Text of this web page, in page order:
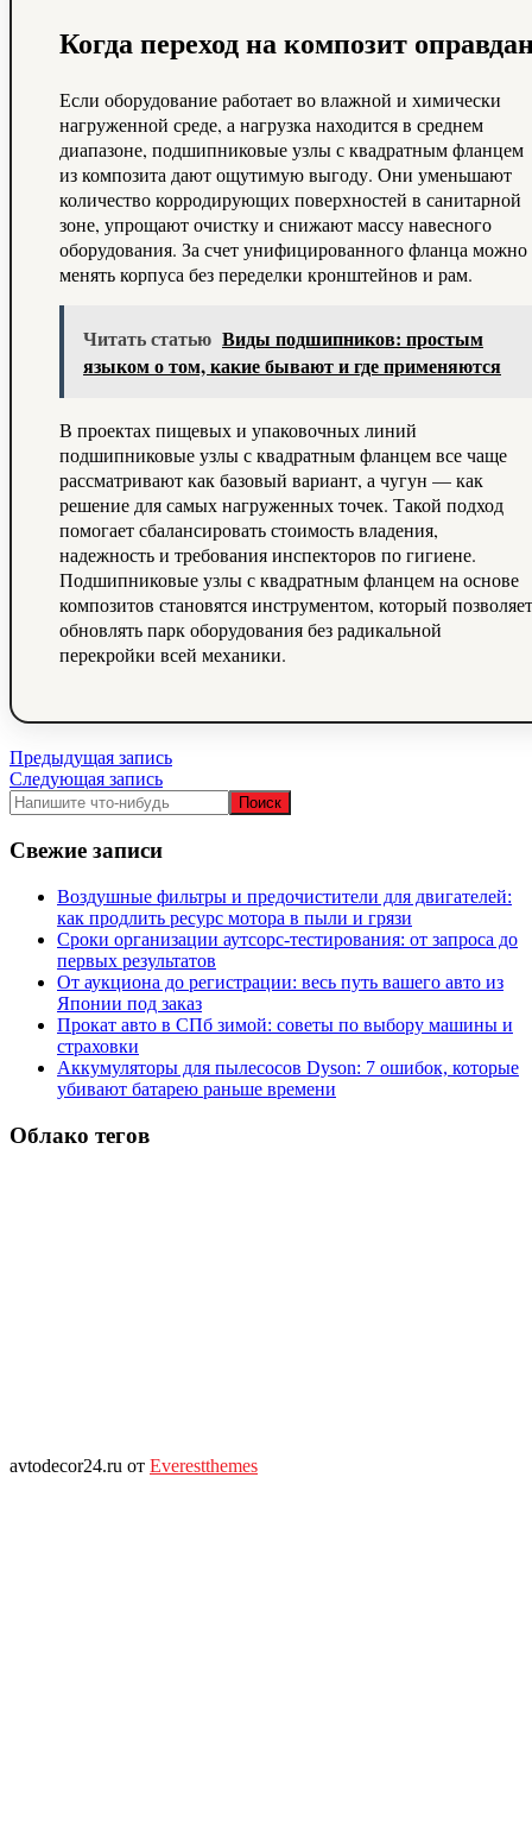
Когда переход на композит
Если оборудование работает во влажной и химически
нагруженной среде, а нагрузка находится в среднем
диапазоне, подшипниковые узлы с квадратным фланцем
из композита дают ощутимую выгоду. Они уменьшают
количество корродирующих поверхностей в санитарной
зоне, упрощают очистку и снижают массу навесного
оборудования. За счет унифицированного фланца можно
менять корпуса без переделки кронштейнов и рам.
Читать статью Виды подшипников: простым
языком о том, какие бывают и где применяются
В проектах пищевых и упаковочных линий
подшипниковые узлы с квадратным фланцем все чаще
рассматривают как базовый вариант, а чугун — как
решение для самых нагруженных точек. Такой подход
помогает сбалансировать стоимость владения,
надежность и требования инспекторов по гигиене.
Подшипниковые узлы с квадратным фланцем на основе
композитов становятся инструментом, который позволяет
обновлять парк оборудования без радикальной
перекройки всей механики.
Навигация
по
Предыдущая запись
Следующая запись
Свежие записи
Воздушные фильтры и предочистители для двигателей:
как продлить ресурс мотора в пыли и грязи
Сроки организации аутсорс‑тестирования: от запроса до
первых результатов
От аукциона до регистрации: весь путь вашего авто из
Японии под заказ
Прокат авто в СПб зимой: советы по выбору машины и
страховки
Аккумуляторы для пылесосов Dyson: 7 ошибок, которые
убивают батарею раньше времени
Облако тегов
avtodecor24.ru от Everestthemes